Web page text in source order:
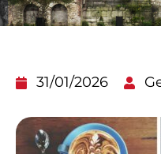
31/01/2026